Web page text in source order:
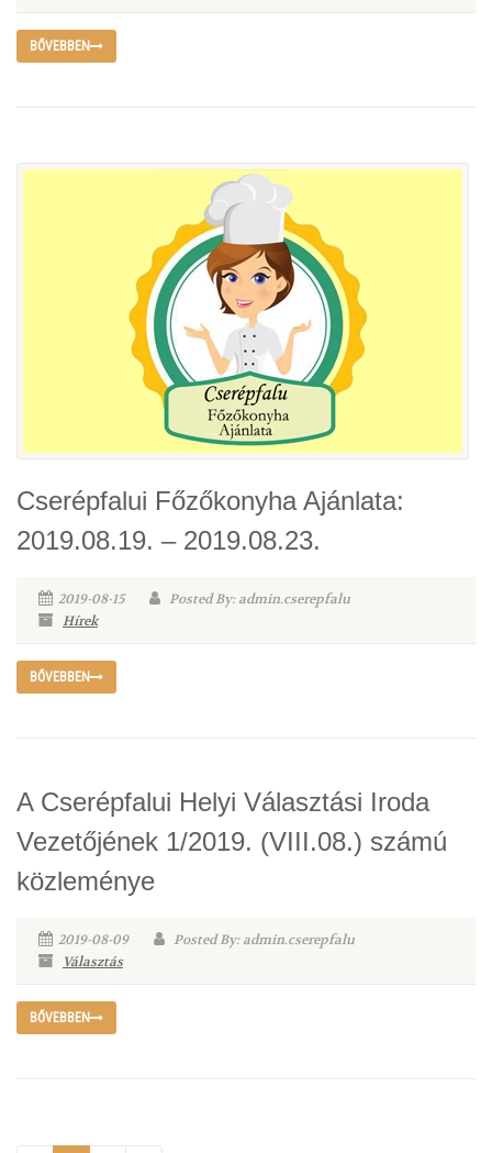
BŐVEBBEN
Cserépfalui Főzőkonyha Ajánlata:
2019.08.19. – 2019.08.23.
2019-08-15
Posted By: admin.cserepfalu
Hírek
BŐVEBBEN
A Cserépfalui Helyi Választási Iroda
Vezetőjének 1/2019. (VIII.08.) számú
közleménye
2019-08-09
Posted By: admin.cserepfalu
Választás
BŐVEBBEN